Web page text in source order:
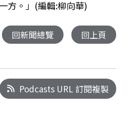
方。」(編輯:柳向華)
回新聞總覽 回上頁
Podcasts URL 訂閱複製